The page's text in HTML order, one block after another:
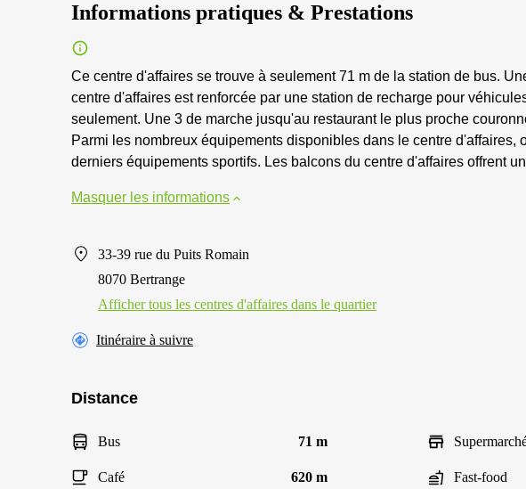
Informations pratiques & Prestations
Ce centre d'affaires se trouve à seulement 71 m de la station de bus.
centre d'affaires est renforcée par une station de recharge pour
seulement. Une 3 de marche jusqu'au restaurant le plus proche
Parmi les nombreux équipements disponibles dans le centre d'affaires,
derniers équipements sportifs. Les balcons du centre d'affaires offrent
Masquer les informations
33-39 rue du Puits Romain
8070 Bertrange
Afficher tous les centres d'affaires dans le quartier
Itinéraire à suivre
Distance
Bus 71 m
Café 620 m Fast-food